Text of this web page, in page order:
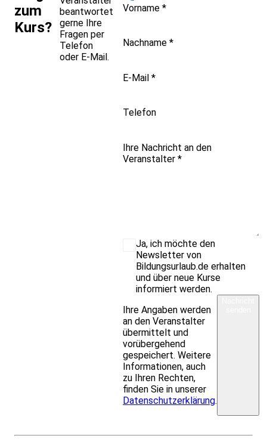
zum
Kurs?
beantwortet
gerne Ihre
Fragen per
Telefon
oder E-Mail.
Vorname *
Nachname *
E-Mail *
Telefon
Ihre Nachricht an den
Veranstalter *
Ja, ich möchte den
Newsletter von
Bildungsurlaub.de erhalten
und über neue Kurse
informiert werden.
Ihre Angaben werden
an den Veranstalter
übermittelt und
vorübergehend
gespeichert. Weitere
Informationen, auch
zu Ihren Rechten,
finden Sie in unserer
Datenschutzerklärung.